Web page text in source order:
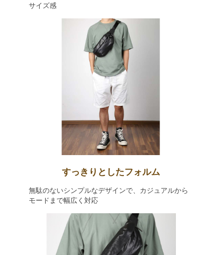
サイズ感
すっきりとしたフォルム
無駄のないシンプルなデザインで、カジュアルから
モードまで幅広く対応